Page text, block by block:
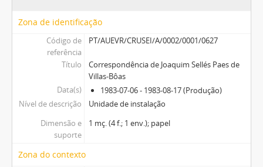
Zona de identificação
Código de
referência
PT/AUEVR/CRUSEI/A/0002/0001/0627
Título
Correspondência de Joaquim Sellés Paes de
Villas-Bôas
Data(s)
1983-07-06 - 1983-08-17 (Produção)
Nível de descrição
Unidade de instalação
Dimensão e
suporte
1 mç. (4 f.; 1 env.); papel
Zona do contexto